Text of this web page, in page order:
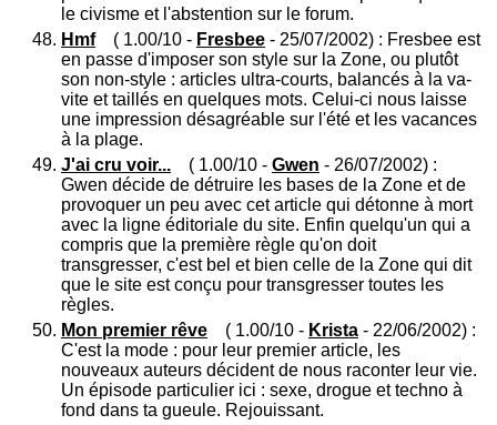
le civisme et l'abstention sur le forum.
Hmf( 1.00/10 - Fresbee - 25/07/2002) : Fresbee est
en passe d'imposer son style sur la Zone, ou plutôt
son non-style : articles ultra-courts, balancés à la va-
vite et taillés en quelques mots. Celui-ci nous laisse
une impression désagréable sur l'été et les vacances
à la plage.
J'ai cru voir... ( 1.00/10 - Gwen - 26/07/2002) :
Gwen décide de détruire les bases de la Zone et de
provoquer un peu avec cet article qui détonne à mort
avec la ligne éditoriale du site. Enfin quelqu'un qui a
compris que la première règle qu'on doit
transgresser, c'est bel et bien celle de la Zone qui dit
que le site est conçu pour transgresser toutes les
règles.
Mon premier rêve ( 1.00/10 - Krista - 22/06/2002) :
C'est la mode : pour leur premier article, les
nouveaux auteurs décident de nous raconter leur vie.
Un épisode particulier ici : sexe, drogue et techno à
fond dans ta gueule. Rejouissant.